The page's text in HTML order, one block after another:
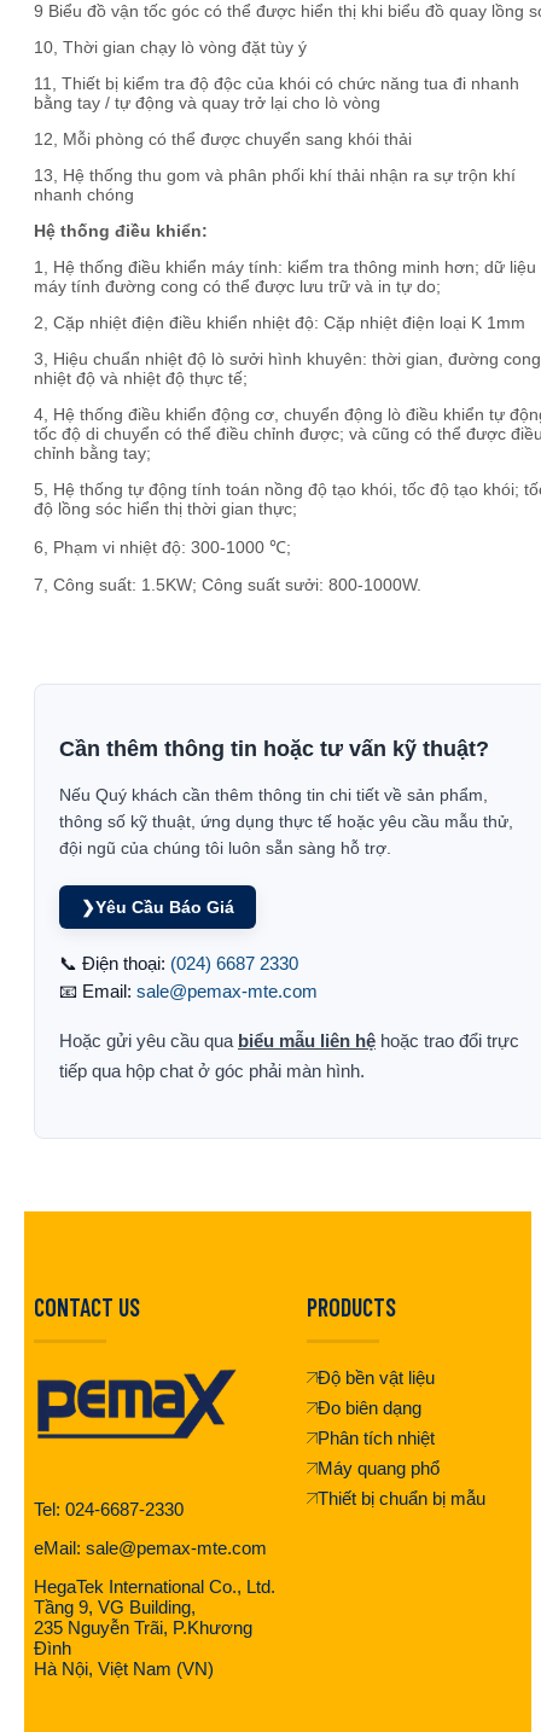
9 Biểu đồ vận tốc góc có thể được hiển thị khi biểu đồ quay lồng
10, Thời gian chạy lò vòng đặt tùy ý
11, Thiết bị kiểm tra độ độc của khói có chức năng tua đi nhanh
bằng tay / tự động và quay trở lại cho lò vòng
12, Mỗi phòng có thể được chuyển sang khói thải
13, Hệ thống thu gom và phân phối khí thải nhận ra sự trộn khí
nhanh chóng
Hệ thống điều khiển:
1, Hệ thống điều khiển máy tính: kiểm tra thông minh hơn; dữ liệu
máy tính đường cong có thể được lưu trữ và in tự do;
2, Cặp nhiệt điện điều khiển nhiệt độ: Cặp nhiệt điện loại K 1mm
3, Hiệu chuẩn nhiệt độ lò sưởi hình khuyên: thời gian, đường cong
nhiệt độ và nhiệt độ thực tế;
4, Hệ thống điều khiển động cơ, chuyển động lò điều khiển tự
tốc độ di chuyển có thể điều chỉnh được; và cũng có thể được
chỉnh bằng tay;
5, Hệ thống tự động tính toán nồng độ tạo khói, tốc độ tạo khói;
độ lồng sóc hiển thị thời gian thực;
6, Phạm vi nhiệt độ: 300-1000 ℃;
7, Công suất: 1.5KW; Công suất sưởi: 800-1000W.
Cần thêm thông tin hoặc tư vấn kỹ thuật?
Nếu Quý khách cần thêm thông tin chi tiết về sản phẩm,
thông số kỹ thuật, ứng dụng thực tế hoặc yêu cầu mẫu thử,
đội ngũ của chúng tôi luôn sẵn sàng hỗ trợ.
❯Yêu Cầu Báo Giá
📞 Điện thoại: (024) 6687 2330
📧 Email: sale@pemax-mte.com
Hoặc gửi yêu cầu qua biểu mẫu liên hệ hoặc trao đổi trực
tiếp qua hộp chat ở góc phải màn hình.
CONTACT US
Tel: 024-6687-2330
eMail: sale@pemax-mte.com
HegaTek International Co., Ltd.
Tầng 9, VG Building,
235 Nguyễn Trãi, P.Khương
Đình
Hà Nội, Việt Nam (VN)
PRODUCTS
Độ bền vật liệu
Đo biên dạng
Phân tích nhiệt
Máy quang phổ
Thiết bị chuẩn bị mẫu